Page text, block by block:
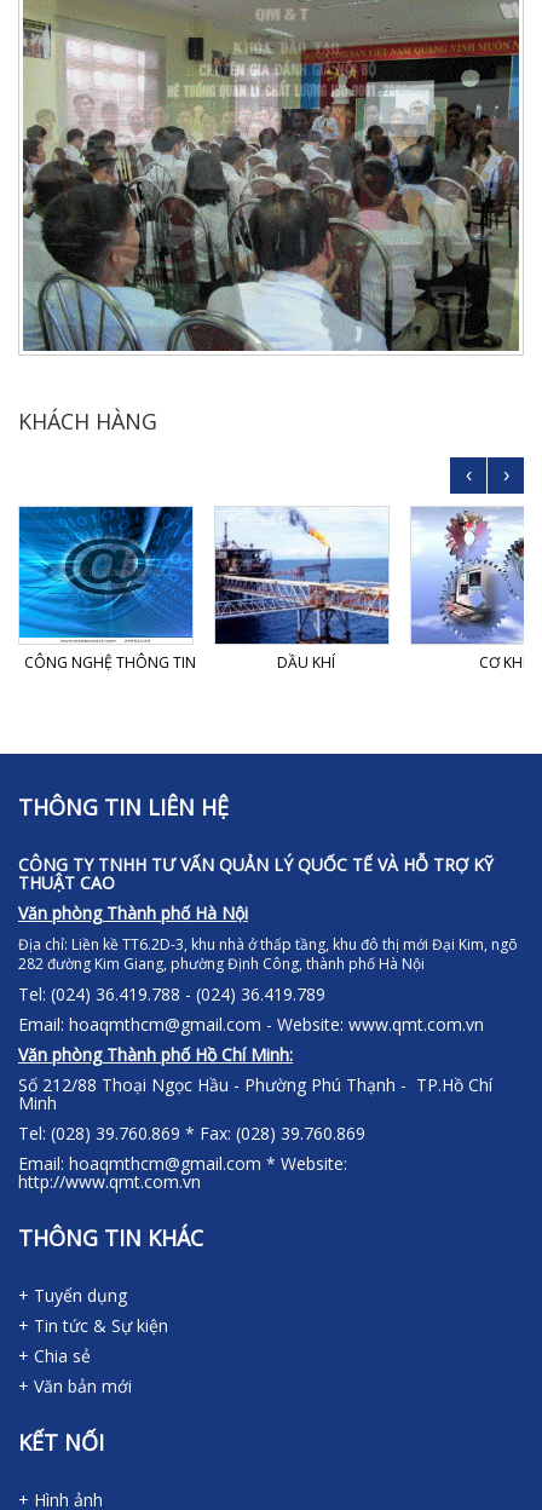
KHÁCH HÀNG
›
‹
CÔNG NGHỆ THÔNG TIN DẦU KHÍ CƠ KHÍ
THÔNG TIN LIÊN HỆ
CÔNG TY TNHH TƯ VẤN QUẢN LÝ QUỐC TẾ VÀ HỖ TRỢ KỸ
THUẬT CAO
Văn phòng Thành phố Hà Nội
Địa chỉ: Liền kề TT6.2D-3, khu nhà ở thấp tầng, khu đô thị mới Đại Kim, ngõ
282 đường Kim Giang, phường Định Công, thành phố Hà Nội
Tel: (024) 36.419.788 - (024) 36.419.789
Email: hoaqmthcm@gmail.com - Website: www.qmt.com.vn
Văn phòng Thành phố Hồ Chí Minh:
Số 212/88 Thoại Ngọc Hầu - Phường Phú Thạnh - TP.Hồ Chí
Minh
Tel: (028) 39.760.869 * Fax: (028) 39.760.869
Email: hoaqmthcm@gmail.com * Website:
http://www.qmt.com.vn
THÔNG TIN KHÁC
+ Tuyển dụng
+ Tin tức & Sự kiện
+ Chia sẻ
+ Văn bản mới
KẾT NỐI
+ Hình ảnh